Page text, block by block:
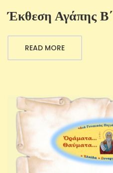
Έκθεση Αγάπης Β΄
READ MORE